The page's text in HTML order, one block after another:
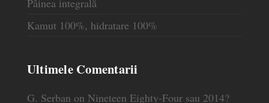
Pâinea integrală
Kamut 100%, hidratare 100%
Ultimele Comentarii
G. Serban on Nineteen Eighty-Four sau 2014?